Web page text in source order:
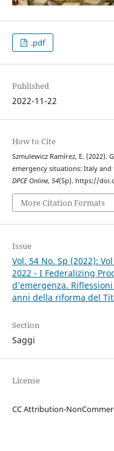
.pdf
Published
2022-11-22
How to Cite
Szmulewicz Ramírez, E.
emergency situations: Italy
DPCE Online, 54(Sp). https://
More Citation Formats
Issue
Vol. 54 No. Sp (2022):
2022 - I Federalizing
d’emergenza.
anni della riforma del
Section
Saggi
License
CC Attribution-